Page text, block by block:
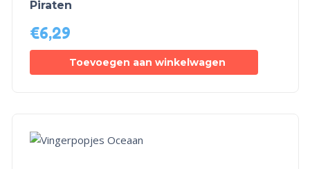
Piraten
€6,29
Toevoegen aan winkelwagen